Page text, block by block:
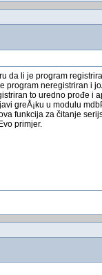
da li je program
neregistriran i
to uredno prođe i
greÅ¡ku u modulu
funkcija za čitanje
primjer.